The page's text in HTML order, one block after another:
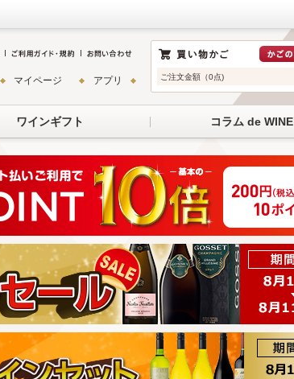
ご注文金額（0点)
マイページ アプリ
ワインギフト コラム de WINE